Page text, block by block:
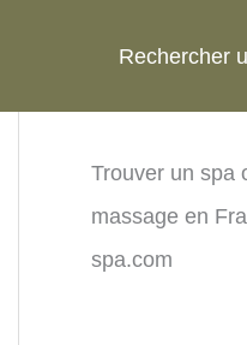
Rechercher
Trouver un spa
massage en
spa.com